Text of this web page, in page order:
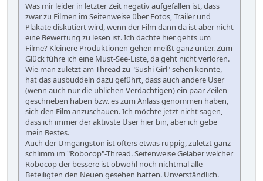
Was mir leider in letzter Zeit negativ aufgefallen ist, dass
zwar zu Filmen im Seitenweise über Fotos, Trailer und
Plakate diskutiert wird, wenn der Film dann da ist aber nicht
eine Bewertung zu lesen ist. Ich dachte hier gehts um
Filme? Kleinere Produktionen gehen meißt ganz unter. Zum
Glück führe ich eine Must-See-Liste, da geht nicht verloren.
Wie man zuletzt am Thread zu "Sushi Girl" sehen konnte,
hat das ausbuddeln dazu geführt, dass auch andere User
(wenn auch nur die üblichen Verdächtigen) ein paar Zeilen
geschrieben haben bzw. es zum Anlass genommen haben,
sich den Film anzuschauen. Ich möchte jetzt nicht sagen,
dass ich immer der aktivste User hier bin, aber ich gebe
mein Bestes.
Auch der Umgangston ist öfters etwas ruppig, zuletzt ganz
schlimm im "Robocop"-Thread. Seitenweise Gelaber welcher
Robocop der bessere ist obwohl noch nichtmal alle
Beteiligten den Neuen gesehen hatten. Unverständlich.